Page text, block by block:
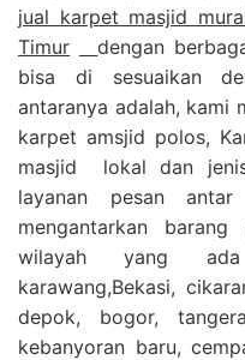
jual karpet masjid
Timur
dengan
bisa di sesuaikan
antaranya adalah, kami
karpet amsjid polos,
masjid lokal dan
layanan pesan
mengantarkan
wilayah yang
karawang,Bekasi,
depok, bogor,
kebanyoran baru,